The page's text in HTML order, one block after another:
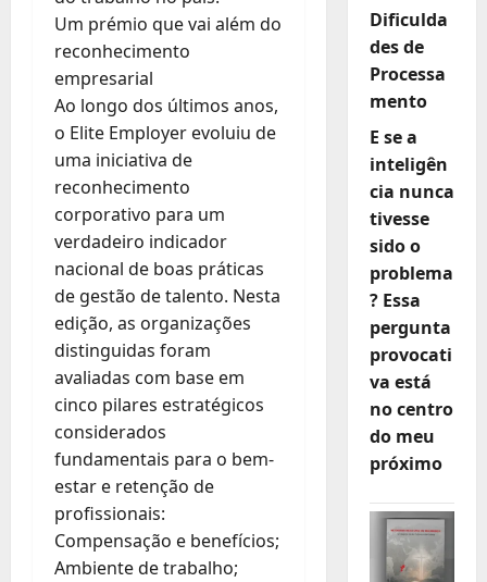
Um prémio que vai além do
reconhecimento
empresarial
Ao longo dos últimos anos,
o Elite Employer evoluiu de
uma iniciativa de
reconhecimento
corporativo para um
verdadeiro indicador
nacional de boas práticas
de gestão de talento. Nesta
edição, as organizações
distinguidas foram
avaliadas com base em
cinco pilares estratégicos
considerados
fundamentais para o bem-
estar e retenção de
profissionais:
Compensação e benefícios;
Ambiente de trabalho;
Dificulda
des de
Processa
mento
E se a
inteligên
cia nunca
tivesse
sido o
problema
? Essa
pergunta
provocati
va está
no centro
do meu
próximo